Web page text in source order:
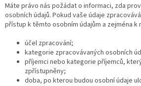
Máte právo nás požádat o informaci, zda
osobních údajů. Pokud vaše údaje
přístup k těmto osobním údajům a zejména k
účel zpracování;
kategorie zpracovávaných osobních
příjemci nebo kategorie příjemců,
zpřístupněny;
doba, po kterou budou osobní údaje